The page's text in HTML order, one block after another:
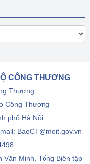
CÔNG THƯƠNG
Thương
Công Thương
phố Hà Nội.
BaoCT@moit.gov.vn
Văn Minh, Tổng Biên tập